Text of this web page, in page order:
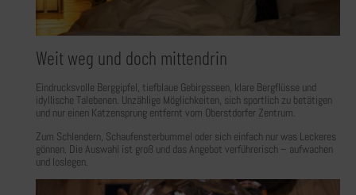
Weit weg und doch mittendrin
Eindrucksvolle Berggipfel, tiefblaue Gebirgsseen, klare Bergflüsse und
idyllische Talebenen. Unzählige Möglichkeiten, sich sportlich zu betätigen
und nur einen Katzensprung entfernt vom Oberstdorfer Zentrum.
Zum Schlendern, Schaufensterbummel oder sich einfach nur was Leckeres
gönnen. Die Auswahl ist groß und das Angebot verführerisch – aufwachen
und loslegen.